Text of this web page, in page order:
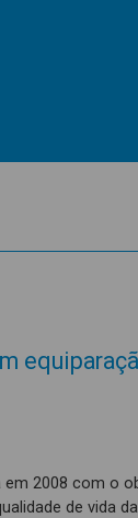
em 2008 com o
de vida